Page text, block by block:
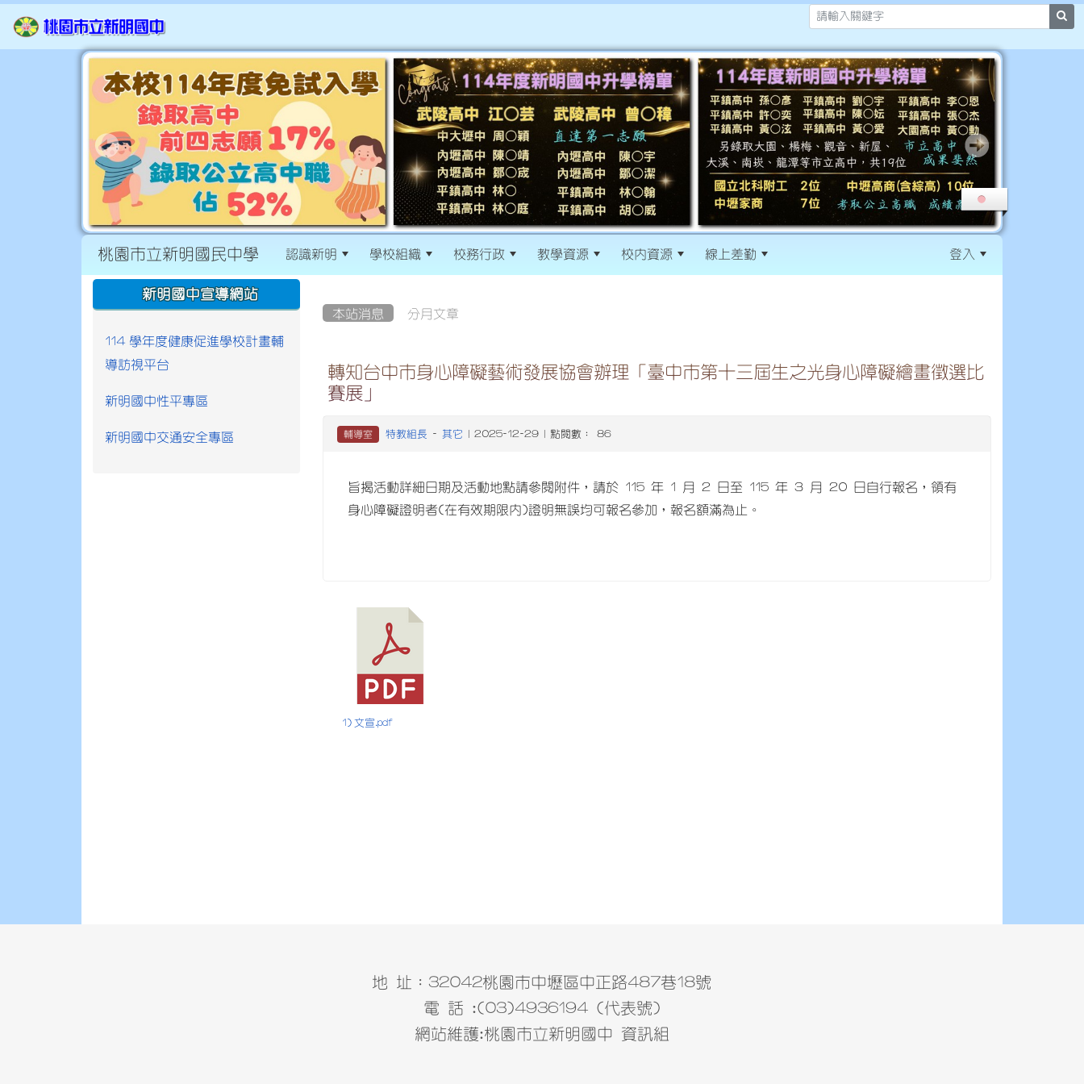
桃園市立新明國民中學 認識新明 學校組織 校務行政 教學資源 校內資源 線上差勤 登入
本站消息 分月文章
轉知台中市身心障礙藝術發展協會辦理「臺中市第十三屆生之光身心障礙繪畫徵選比
賽展」
輔導室 特教組長 - 其它 | 2025-12-29 | 點閱數： 86
旨揭活動詳細日期及活動地點請參閱附件，請於 115 年 1 月 2 日至 115 年 3 月 20 日自行報名，領有
身心障礙證明者(在有效期限內)證明無誤均可報名參加，報名額滿為止。
1) 文宣.pdf
:::
新明國中宣導網站
114 學年度健康促進學校計畫輔
導訪視平台
新明國中性平專區
新明國中交通安全專區
地 址：32042桃園市中壢區中正路487巷18號
電 話 :(03)4936194 (代表號)
網站維護:桃園市立新明國中 資訊組